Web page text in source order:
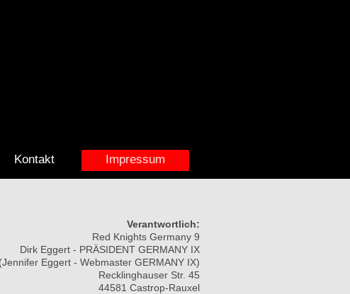
Kontakt Impressum
Verantwortlich:
Red Knights Germany 9
Dirk Eggert - PRÄSIDENT GERMANY IX
(Jennifer Eggert - Webmaster GERMANY IX)
Recklinghauser Str. 45
44581 Castrop-Rauxel